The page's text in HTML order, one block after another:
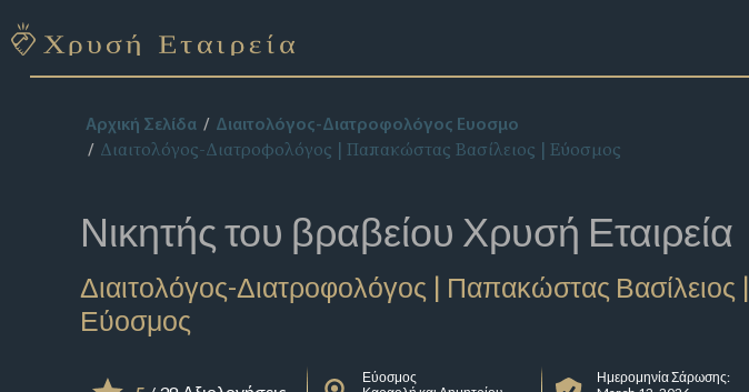
Αρχική Σελίδα Διαιτολόγος-Διατροφολόγος Ευοσμο
Διαιτολόγος-Διατροφολόγος | Παπακώστας Βασίλειος | Εύοσμος
Νικητής του βραβείου Χρυσή Εταιρεία
Διαιτολόγος-Διατροφολόγος | Παπακώστας Βασίλειος |
Εύοσμος
Εύοσμος
Ημερομηνία Σάρωσης: